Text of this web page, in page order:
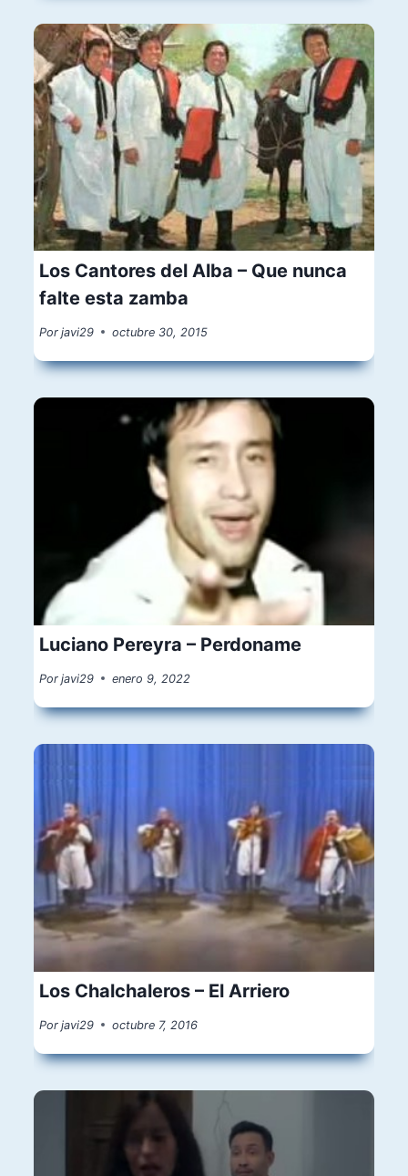
Los Cantores del Alba – Que nunca
falte esta zamba
Por javi29 octubre 30, 2015
Luciano Pereyra – Perdoname
Por javi29 enero 9, 2022
Los Chalchaleros – El Arriero
Por javi29 octubre 7, 2016